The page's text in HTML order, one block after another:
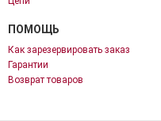
ПОМОЩЬ
Как зарезервировать заказ
Гарантии
Возврат товаров